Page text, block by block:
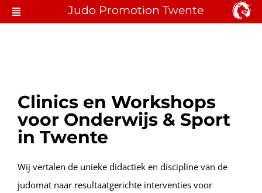
naar
Toggle
Locaties & Lessen
Over JPT
Judo Promotion Twente
Clinics en Workshops
voor Onderwijs & Sport
in Twente
Wij vertalen de unieke didactiek en discipline van de
judomat naar resultaatgerichte interventies voor